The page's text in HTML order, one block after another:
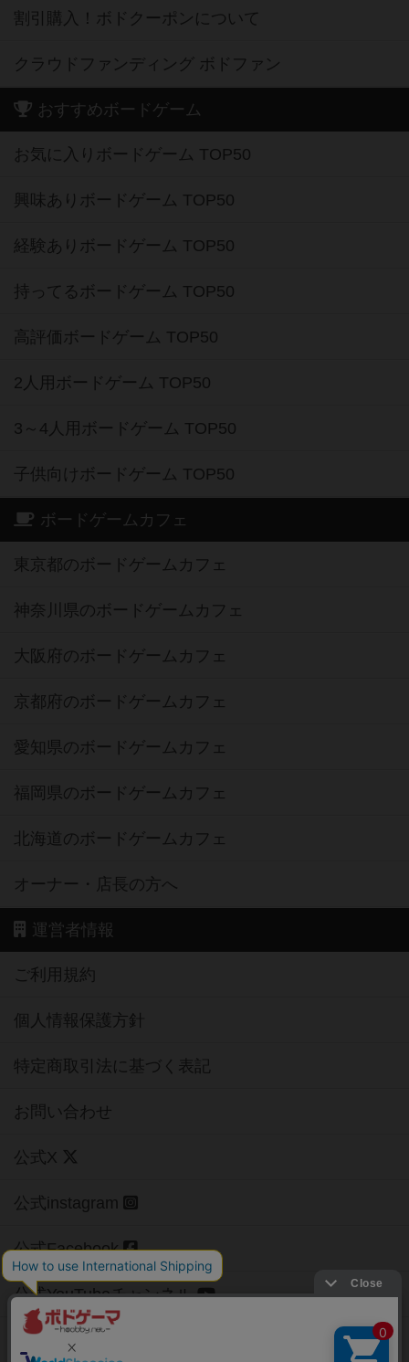
割引購入！ボドクーポンについて
クラウドファンディング ボドファン
おすすめボードゲーム
お気に入りボードゲーム TOP50
興味ありボードゲーム TOP50
経験ありボードゲーム TOP50
持ってるボードゲーム TOP50
高評価ボードゲーム TOP50
2人用ボードゲーム TOP50
3～4人用ボードゲーム TOP50
子供向けボードゲーム TOP50
ボードゲームカフェ
東京都のボードゲームカフェ
神奈川県のボードゲームカフェ
大阪府のボードゲームカフェ
京都府のボードゲームカフェ
愛知県のボードゲームカフェ
福岡県のボードゲームカフェ
北海道のボードゲームカフェ
オーナー・店長の方へ
運営者情報
ご利用規約
個人情報保護方針
特定商取引法に基づく表記
お問い合わせ
公式X
公式instagram
公式Facebook
公式YouTubeチャンネル